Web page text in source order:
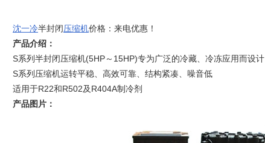
沈一冷半封闭压缩机价格：来电优惠！
产品介绍：
S系列半封闭压缩机(5HP～15HP)专为广泛的冷藏、冷冻应用而设计
S系列压缩机运转平稳、高效可靠、结构紧凑、噪音低
适用于R22和R502及R404A制冷剂
产品图片：